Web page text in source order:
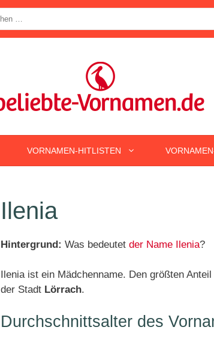
VORNAMEN-HITLISTEN
Ilenia
Hintergrund: Was bedeutet der Name Ilenia?
Ilenia ist ein Mädchenname. Den größten
der Stadt Lörrach.
Durchschnittsalter des